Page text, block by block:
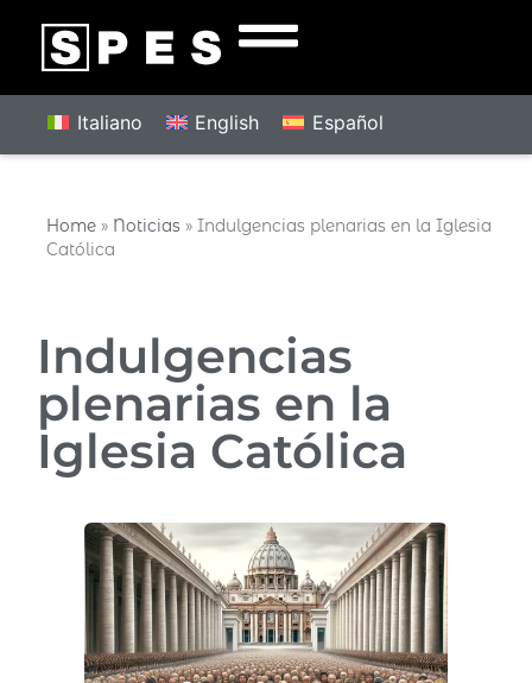
Italiano English Español
Home » Noticias »Indulgencias plenarias en la Iglesia
Católica
Indulgencias
plenarias en la
Iglesia Católica